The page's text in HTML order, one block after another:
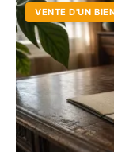
VENTE D'UN